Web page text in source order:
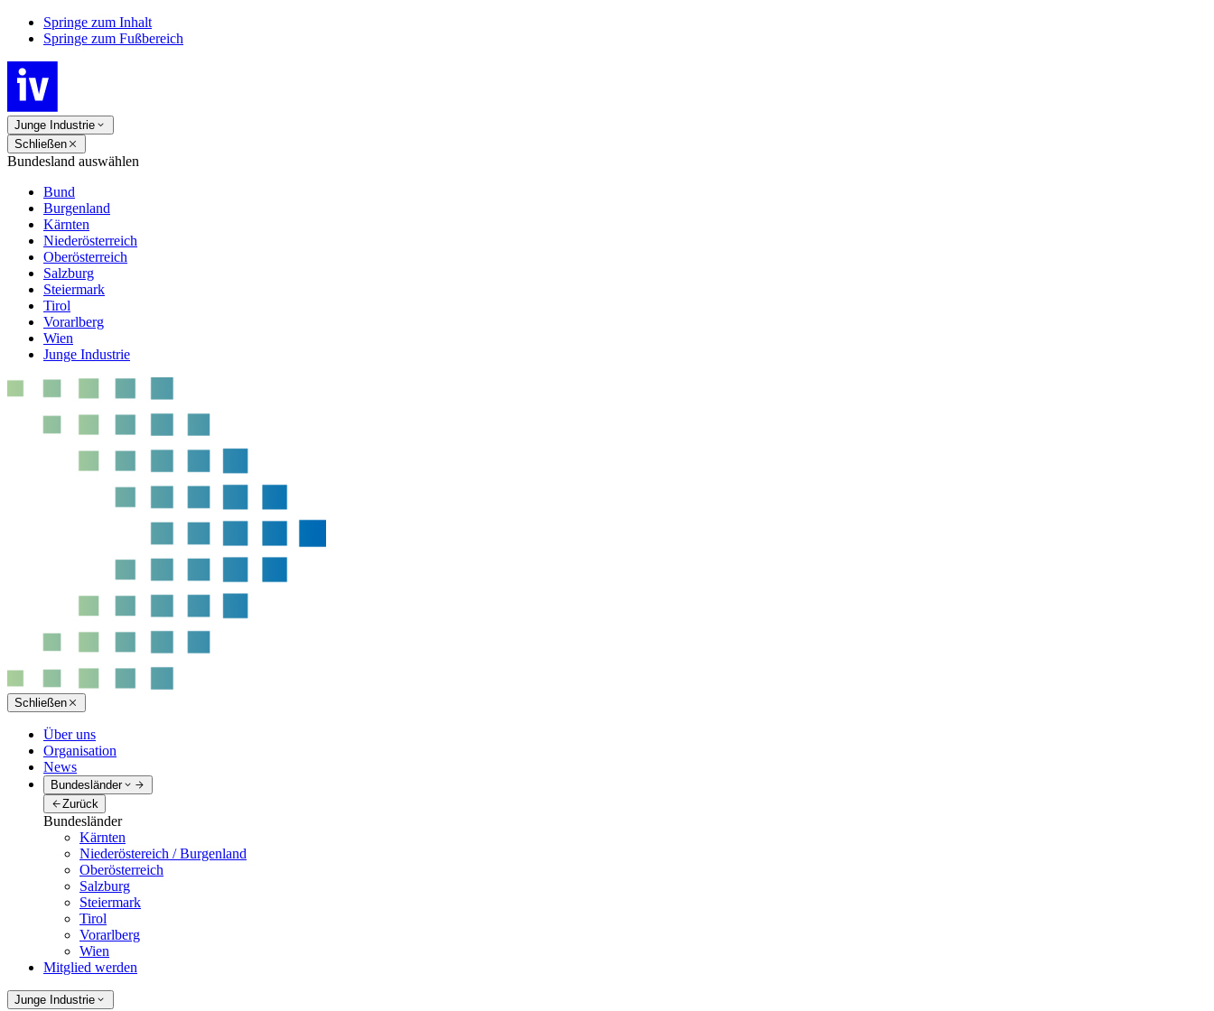
Springe zum Inhalt
Springe zum Fußbereich
Junge Industrie
Schließen
Bundesland auswählen
Bund
Burgenland
Kärnten
Niederösterreich
Oberösterreich
Salzburg
Steiermark
Tirol
Vorarlberg
Wien
Junge Industrie
Schließen
Über uns
Organisation
News
Bundesländer
Zurück
Bundesländer
Kärnten
Niederöstereich / Burgenland
Oberösterreich
Salzburg
Steiermark
Tirol
Vorarlberg
Wien
Mitglied werden
Junge Industrie